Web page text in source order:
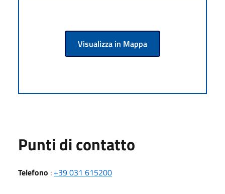
Visualizza in Mappa
Punti di contatto
Telefono : +39 031 615200